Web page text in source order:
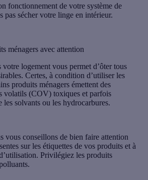
fonctionnement de votre système de
pas sécher votre linge en intérieur.
ménagers avec attention
votre logement vous permet d’ôter tous
Certes, à condition d’utiliser les
produits ménagers émettent des
volatils (COV) toxiques et parfois
les solvants ou les hydrocarbures.
vous conseillons de bien faire attention
sur les étiquettes de vos produits et à
Privilégiez les produits